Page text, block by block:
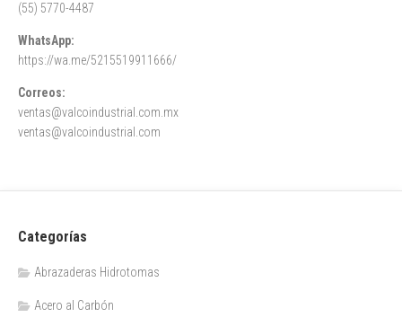
(55) 5770-4487
WhatsApp:
https://wa.me/5215519911666/
Correos:
ventas@valcoindustrial.com.mx
ventas@valcoindustrial.com
Categorías
Abrazaderas Hidrotomas
Acero al Carbón